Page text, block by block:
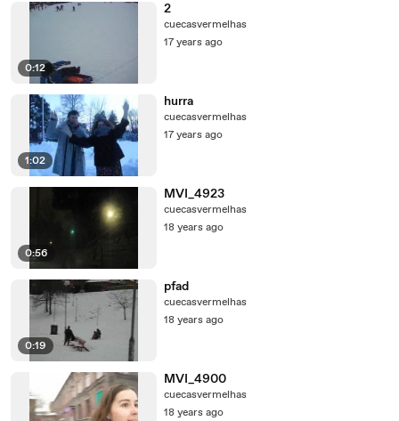
0:12
2
cuecasvermelhas
17 years ago
1:02
hurra
cuecasvermelhas
17 years ago
0:56
MVI_4923
cuecasvermelhas
18 years ago
0:19
pfad
cuecasvermelhas
18 years ago
MVI_4900
cuecasvermelhas
18 years ago